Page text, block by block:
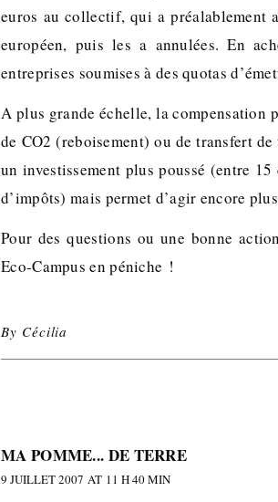
euros au collectif, qui a préalablement
européen, puis les a annulées. En
entreprises soumises à des quotas
A plus grande échelle, la compensation
de CO2 (reboisement) ou de transfert
un investissement plus poussé (entre
d’impôts) mais permet d’agir encore
Pour des questions ou une bonne
Eco-Campus en péniche !
By Cécilia
MA POMME... DE TERRE
9 JUILLET 2007 AT 11 H 40 MIN